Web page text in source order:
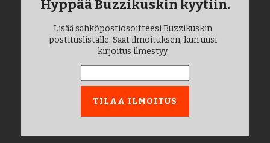
Hyppää Buzzikuskin kyytiin.
Lisää sähköpostiosoitteesi Buzzikuskin
postituslistalle. Saat ilmoituksen, kun uusi
kirjoitus ilmestyy.